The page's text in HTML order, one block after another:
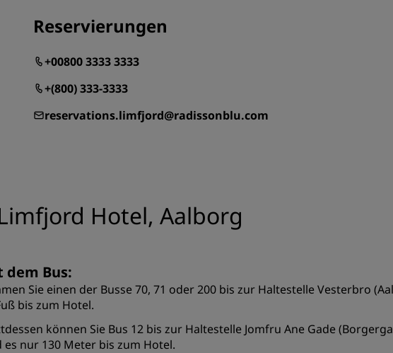
Reservierungen
+00800 3333 3333
+(800) 333-3333
reservations.limfjord@radissonblu.com
Hotel, Aalborg
dem Bus:
Sie einen der Busse 70, 71 oder 200 bis zur Haltestelle Vesterbro
bis zum Hotel.
können Sie Bus 12 bis zur Haltestelle Jomfru Ane Gade
es nur 130 Meter bis zum Hotel.